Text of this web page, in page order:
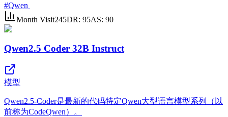
#Qwen
Month Visit245DR: 95AS: 90
Qwen2.5 Coder 32B Instruct
模型
Qwen2.5-Coder是最新的代码特定Qwen大型语言模型系列（以
前称为CodeQwen）。